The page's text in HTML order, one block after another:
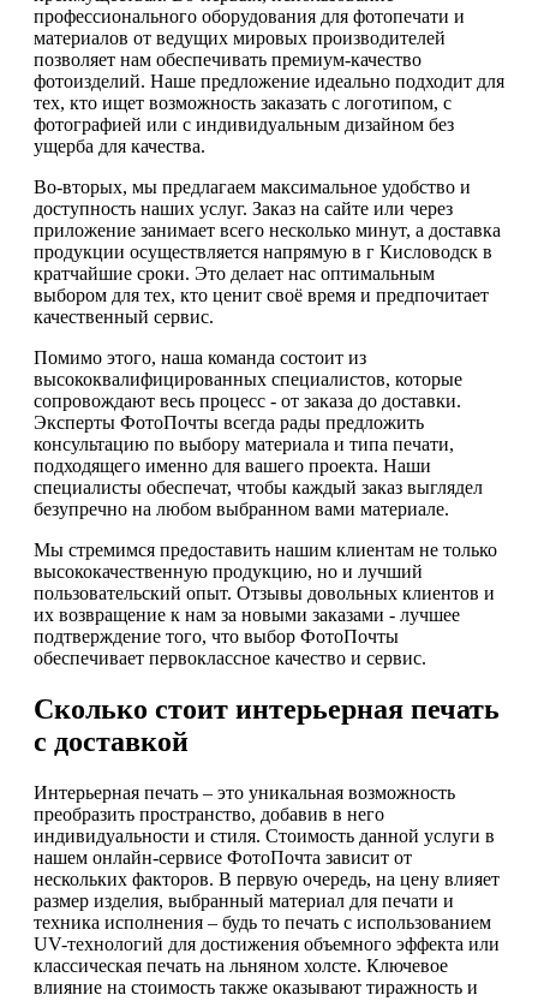
профессионального оборудования для фотопечати и
материалов от ведущих мировых производителей
позволяет нам обеспечивать премиум-качество
фотоизделий. Наше предложение идеально подходит для
тех, кто ищет возможность заказать с логотипом, с
фотографией или с индивидуальным дизайном без
ущерба для качества.
Во-вторых, мы предлагаем максимальное удобство и
доступность наших услуг. Заказ на сайте или через
приложение занимает всего несколько минут, а доставка
продукции осуществляется напрямую в г Кисловодск в
кратчайшие сроки. Это делает нас оптимальным
выбором для тех, кто ценит своё время и предпочитает
качественный сервис.
Помимо этого, наша команда состоит из
высококвалифицированных специалистов, которые
сопровождают весь процесс - от заказа до доставки.
Эксперты ФотоПочты всегда рады предложить
консультацию по выбору материала и типа печати,
подходящего именно для вашего проекта. Наши
специалисты обеспечат, чтобы каждый заказ выглядел
безупречно на любом выбранном вами материале.
Мы стремимся предоставить нашим клиентам не только
высококачественную продукцию, но и лучший
пользовательский опыт. Отзывы довольных клиентов и
их возвращение к нам за новыми заказами - лучшее
подтверждение того, что выбор ФотоПочты
обеспечивает первоклассное качество и сервис.
Сколько стоит интерьерная печать
с доставкой
Интерьерная печать – это уникальная возможность
преобразить пространство, добавив в него
индивидуальности и стиля. Стоимость данной услуги в
нашем онлайн-сервисе ФотоПочта зависит от
нескольких факторов. В первую очередь, на цену влияет
размер изделия, выбранный материал для печати и
техника исполнения – будь то печать с использованием
UV-технологий для достижения объемного эффекта или
классическая печать на льняном холсте. Ключевое
влияние на стоимость также оказывают тиражность и